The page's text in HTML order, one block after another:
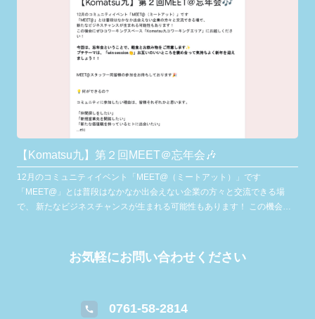
【Komatsu九】第２回MEET＠忘年会🎶
12月のコミュニティイベント「MEET@（ミートアット）」です
「MEET@」とは普段はなかなか出会えない企業の方々と交流できる場
で、 新たなビジネスチャンスが生まれる可能性もあります！ この機会に
プチテーマは、「win session👏」お互いのいいところを褒め合って気持ち
よく新年を迎えましょう！！ MEET@スタッフ一同皆様の参加をお待ちし
い」 「新たな価値観を持っているヒトに出会いたい」 ...etc MEET@では
お気軽にお問い合わせください
0761-58-2814